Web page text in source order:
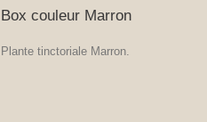
Box couleur Marron
Plante tinctoriale Marron.